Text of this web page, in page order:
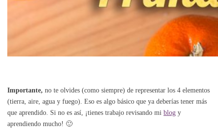
Importante, no te olvides (como siempre) de representar los 4 elementos
(tierra, aire, agua y fuego). Eso es algo básico que ya deberías tener más
que aprendido. Si no es así, ¡tienes trabajo revisando mi blog y
aprendiendo mucho! 🙂